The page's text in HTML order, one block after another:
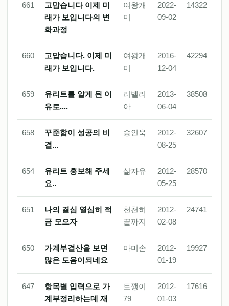
661
고맙습니다 이제 미
래가 보입니다의 변
화과정
여왕개
미
2022-
09-02
14322
660
고맙습니다. 이제 미
래가 보입니다.
여왕개
미
2016-
12-04
42294
659
유리트를 알게 된 이
유로....
리벨리
아
2013-
06-04
38508
658
꾸준함이 성공의 비
결...
송인욱
2012-
08-25
32607
654
유리트 홍보해 주세
요..
삶자유
2012-
05-25
28570
651
나의 결심 열심히 적
금 모으자
천천히
끝까지
2012-
02-08
24741
650
가계부결산을 보면
많은 도움이되네요
마미손
2012-
01-19
19927
647
항목별 입력으로 가
계부정리하는데 재
토깽이
79
2012-
01-03
17616